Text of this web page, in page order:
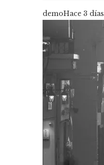
demoHace 3 días